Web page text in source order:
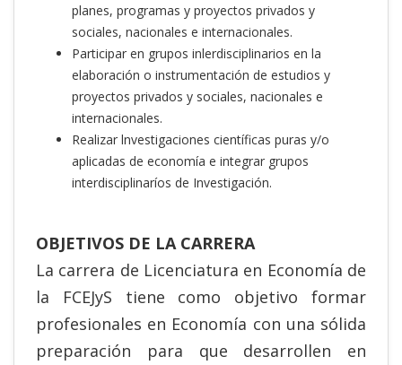
planes, programas y proyectos privados y
sociales, nacionales e internacionales.
Participar en grupos inlerdisciplinarios en la
elaboración o instrumentación de estudios y
proyectos privados y sociales, nacionales e
internacionales.
Realizar lnvestigaciones científicas puras y/o
aplicadas de economía e integrar grupos
interdisciplinaríos de Investigación.
OBJETIVOS DE LA CARRERA
La carrera de Licenciatura en Economía de
la FCEJyS tiene como objetivo formar
profesionales en Economía con una sólida
preparación para que desarrollen en